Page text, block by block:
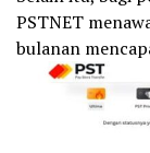
PSTNET
bulanan